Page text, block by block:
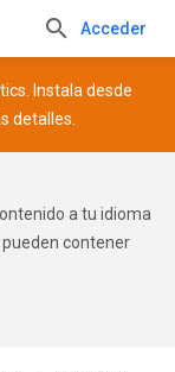
Acceder
Instala desde
detalles.
a tu idioma
contener